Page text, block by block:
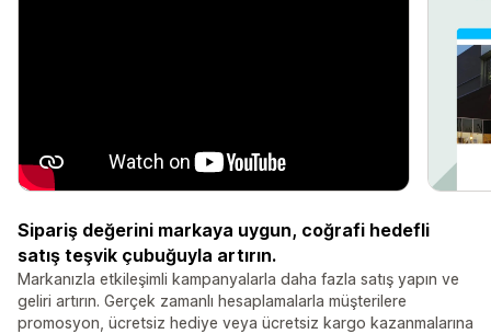
Sipariş değerini markaya uygun, coğrafi hedefli
satış teşvik çubuğuyla artırın.
Markanızla etkileşimli kampanyalarla daha fazla satış yapın ve
geliri artırın. Gerçek zamanlı hesaplamalarla müşterilere
promosyon, ücretsiz hediye veya ücretsiz kargo kazanmalarına